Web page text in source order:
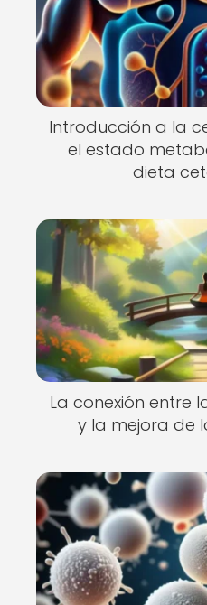
Introducción a la
el estado
dieta
La conexión entre
y la mejora de